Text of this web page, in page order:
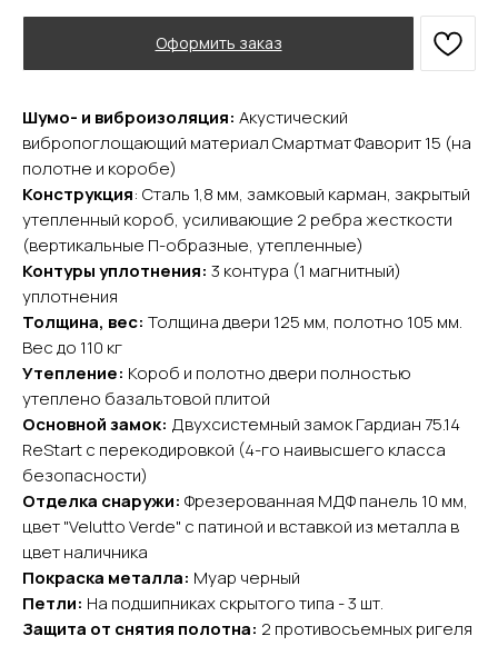
Оформить заказ
Шумо- и виброизоляция: Акустический
вибропоглощающий материал Смартмат Фаворит 15 (на
полотне и коробе)
Конструкция: Сталь 1,8 мм, замковый карман, закрытый
утепленный короб, усиливающие 2 ребра жесткости
(вертикальные П-образные, утепленные)
Контуры уплотнения: 3 контура (1 магнитный)
уплотнения
Толщина, вес: Толщина двери 125 мм, полотно 105 мм.
Вес до 110 кг
Утепление: Короб и полотно двери полностью
утеплено базальтовой плитой
Основной замок: Двухсистемный замок Гардиан 75.14
ReStart с перекодировкой (4-го наивысшего класса
безопасности)
Отделка снаружи: Фрезерованная МДФ панель 10 мм,
цвет "Velutto Verde" с патиной и вставкой из металла в
цвет наличника
Покраска металла: Муар черный
Петли: На подшипниках скрытого типа - 3 шт.
Защита от снятия полотна: 2 противосъемных ригеля
YURTA.DVERI
Контакты
О компании
Доставка и оплата
Акции
Главная
Каталог
Покупателям
ИП Яриш Ю.С.
ОГРНИП 324508100130132